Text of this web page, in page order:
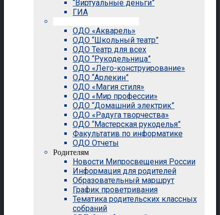
“Виртуальные деньги”
ГИА
ОДО «Акварель»
ОДО “Школьный театр”
ОДО Театр для всех
ОДО “Рукодельница”
ОДО «Лего-конструирование»
ОДО “Арлекин”
ОДО «Магия стиля»
ОДО «Мир профессии»
ОДО “Домашний электрик”
ОДО «Радуга творчества»
ОДО “Мастерская рукоделья”
Факультатив по информатике
ОДО Отчеты
Родителям
Новости Мипросвещения России
Информация для родителей
Образовательный маршрут
График проветривания
Тематика родительских классных
собраний